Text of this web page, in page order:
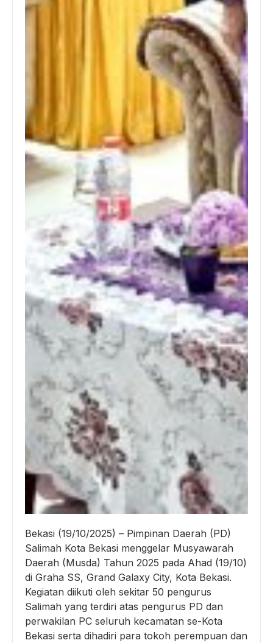
Bekasi (19/10/2025) – Pimpinan Daerah (PD)
Salimah Kota Bekasi menggelar Musyawarah
Daerah (Musda) Tahun 2025 pada Ahad (19/10)
di Graha SS, Grand Galaxy City, Kota Bekasi.
Kegiatan diikuti oleh sekitar 50 pengurus
Salimah yang terdiri atas pengurus PD dan
perwakilan PC seluruh kecamatan se-Kota
Bekasi serta dihadiri para tokoh perempuan dan